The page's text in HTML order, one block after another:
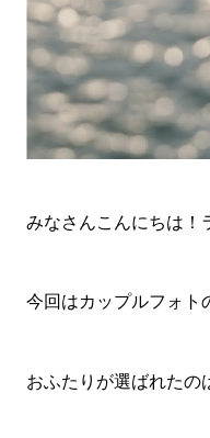
みなさんこんにちは！
今回はカップルフォ
おふたりが選ばれたの